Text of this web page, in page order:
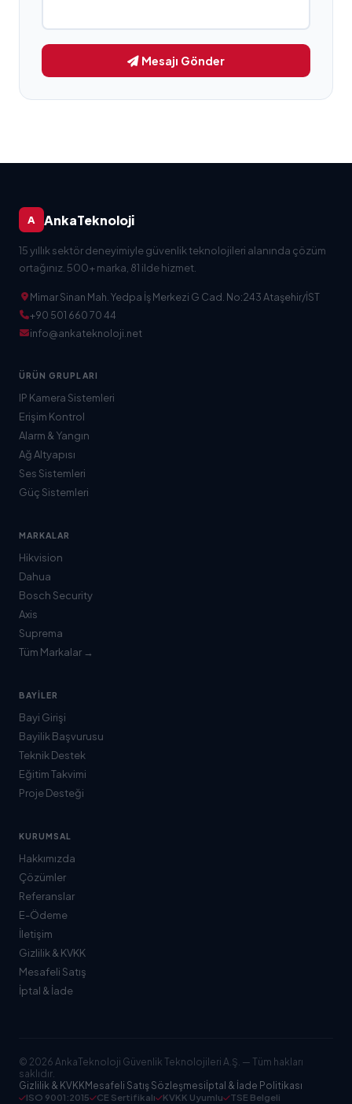
Mesajı Gönder
A AnkaTeknoloji
15 yıllık sektör deneyimiyle güvenlik teknolojileri alanında çözüm
ortağınız. 500+ marka, 81 ilde hizmet.
Mimar Sinan Mah. Yedpa İş Merkezi G Cad. No:243 Ataşehir/İST
+90 501 660 70 44
info@ankateknoloji.net
ÜRÜN GRUPLARI
IP Kamera Sistemleri
Erişim Kontrol
Alarm & Yangın
Ağ Altyapısı
Ses Sistemleri
Güç Sistemleri
MARKALAR
Hikvision
Dahua
Bosch Security
Axis
Suprema
Tüm Markalar →
BAYILER
Bayi Girişi
Bayilik Başvurusu
Teknik Destek
Eğitim Takvimi
Proje Desteği
KURUMSAL
Hakkımızda
Çözümler
Referanslar
E-Ödeme
İletişim
Gizlilik & KVKK
Mesafeli Satış
İptal & İade
© 2026 AnkaTeknoloji Güvenlik Teknolojileri A.Ş. — Tüm hakları
saklıdır.
Gizlilik & KVKKMesafeli Satış Sözleşmesiİptal & İade Politikası
ISO 9001:2015
CE Sertifikalı KVKK Uyumlu TSE Belgeli